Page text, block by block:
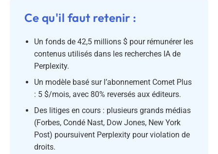
Ce qu'il faut retenir :
Un fonds de 42,5 millions $ pour rémunérer les
contenus utilisés dans les recherches IA de
Perplexity.
Un modèle basé sur l’abonnement Comet Plus
: 5 $/mois, avec 80% reversés aux éditeurs.
Des litiges en cours : plusieurs grands médias
(Forbes, Condé Nast, Dow Jones, New York
Post) poursuivent Perplexity pour violation de
droits.